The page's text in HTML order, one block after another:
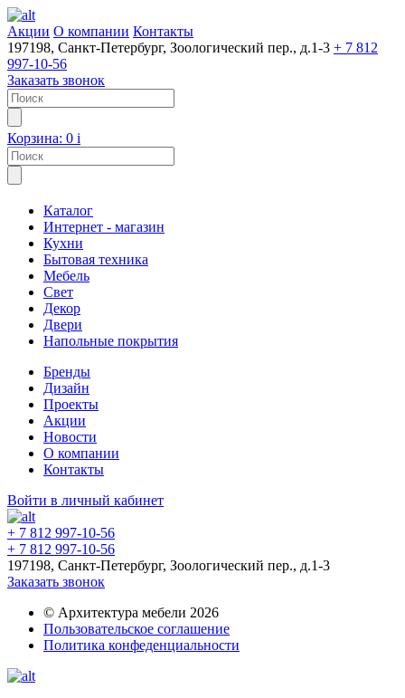
Акции О компании Контакты
197198, Санкт-Петербург, Зоологический пер., д.1-3 + 7 812
997-10-56
Заказать звонок
Корзина: 0 i
Каталог
Интернет - магазин
Кухни
Бытовая техника
Мебель
Свет
Декор
Двери
Напольные покрытия
Бренды
Дизайн
Проекты
Акции
Новости
О компании
Контакты
Войти в личный кабинет
+ 7 812 997-10-56
+ 7 812 997-10-56
197198, Санкт-Петербург, Зоологический пер., д.1-3
Заказать звонок
© Архитектура мебели 2026
Пользовательское соглашение
Политика конфеденциальности